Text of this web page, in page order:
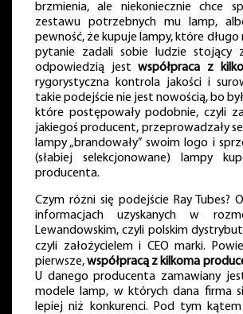
brzmienia, ale niekoniecznie chce
zestawu potrzebnych mu lamp,
pewność, że kupuje lampy, które długo
pytanie zadali sobie ludzie stojący
odpowiedzią jestwspółpraca z
rygorystyczna kontrola jakości i
takie podejście nie jest nowością, bo
które postępowały podobnie, czyli
jakiegoś producent, przeprowadzały
lampy „brandowały” swoim logo i
(słabiej selekcjonowane) lampy
producenta.
Czym różni się podejście Ray Tubes?
informacjach uzyskanych w
Lewandowskim, czyli polskim
czyli założycielem i CEO marki.
pierwsze,współpracą z kilkoma
U danego producenta zamawiany
modele lamp, w których dana firma
lepiej niż konkurenci. Pod tym